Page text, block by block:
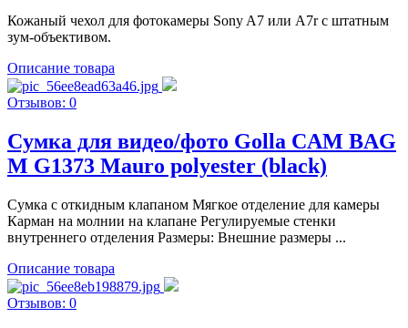
Кожаный чехол для фотокамеры Sony A7 или A7r с штатным
зум-объективом.
Описание товара
Отзывов: 0
Cумка для видео/фото Golla CAM BAG
M G1373 Mauro polyester (black)
Сумка с откидным клапаном Мягкое отделение для камеры
Карман на молнии на клапане Регулируемые стенки
внутреннего отделения Размеры: Внешние размеры ...
Описание товара
Отзывов: 0